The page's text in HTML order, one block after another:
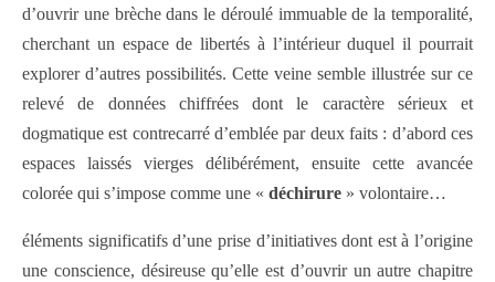
d’ouvrir une brèche dans le déroulé immuable de la temporalité,
cherchant un espace de libertés à l’intérieur duquel il pourrait
explorer d’autres possibilités. Cette veine semble illustrée sur ce
relevé de données chiffrées dont le caractère sérieux et
dogmatique est contrecarré d’emblée par deux faits : d’abord ces
espaces laissés vierges délibérément, ensuite cette avancée
colorée qui s’impose comme une « déchirure » volontaire…
éléments significatifs d’une prise d’initiatives dont est à l’origine
une conscience, désireuse qu’elle est d’ouvrir un autre chapitre